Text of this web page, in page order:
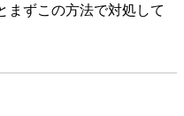
まずこの方法で対処して